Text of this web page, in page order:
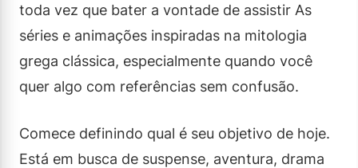
toda vez que bater a vontade de assistir As
séries e animações inspiradas na mitologia
grega clássica, especialmente quando você
quer algo com referências sem confusão.
Comece definindo qual é seu objetivo de hoje.
Está em busca de suspense, aventura, drama